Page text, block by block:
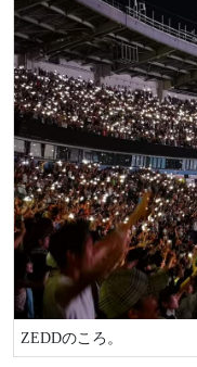
ZEDDのころ。